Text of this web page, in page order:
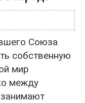
Союза
собственную
мир
между